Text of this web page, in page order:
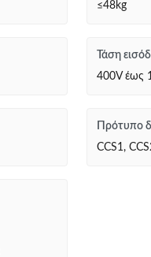
≤48kg
Τάση
400V έως
Πρότυπο
CCS1,